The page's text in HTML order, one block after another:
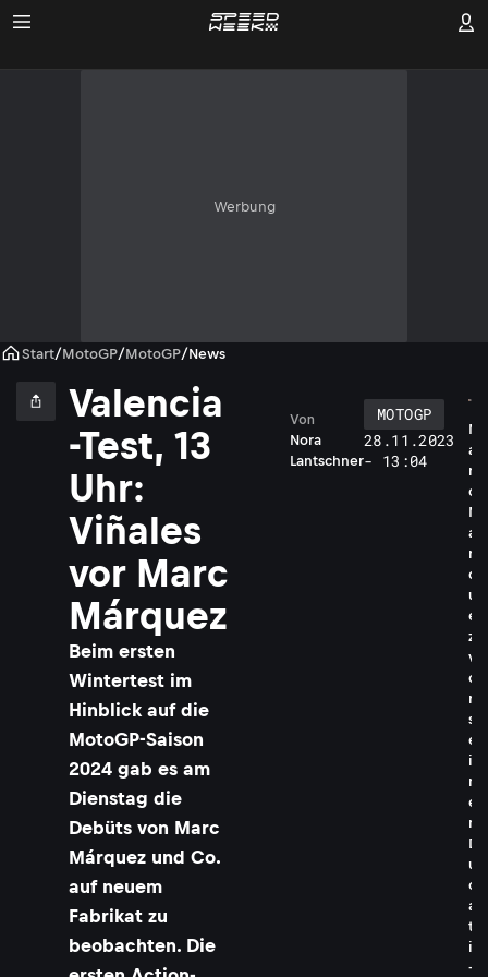
Werbung
Start/MotoGP/MotoGP/News
Valencia
-Test, 13
Uhr:
Viñales
vor Marc
Márquez
Beim ersten
Wintertest im
Hinblick auf die
MotoGP-Saison
2024 gab es am
Dienstag die
Debüts von Marc
Márquez und Co.
auf neuem
Fabrikat zu
beobachten. Die
Nora
Lantschner
Von
MOTOGP
28.11.2023
- 13:04
M
a
r
c
M
á
r
q
u
e
z
v
o
r
s
e
i
n
e
m
D
u
c
a
t
i
-